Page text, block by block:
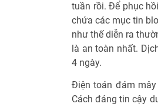
tuần rồi. Để phục
chứa các mục tin
như thế diễn ra
là an toàn nhất.
4 ngày.
Điện toán đám mây
Cách đáng tin cậy